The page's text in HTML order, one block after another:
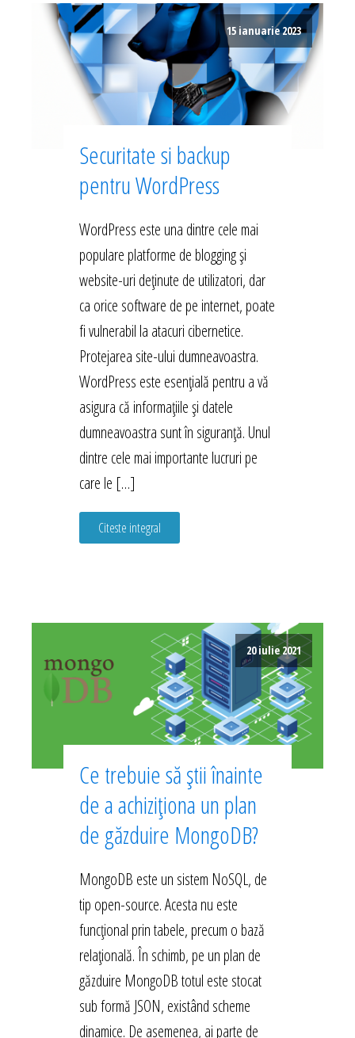
15 ianuarie 2023
Securitate si backup
pentru WordPress
WordPress este una dintre cele mai
populare platforme de blogging și
website-uri deținute de utilizatori, dar
ca orice software de pe internet, poate
fi vulnerabil la atacuri cibernetice.
Protejarea site-ului dumneavoastra.
WordPress este esențială pentru a vă
asigura că informațiile și datele
dumneavoastra sunt în siguranță. Unul
dintre cele mai importante lucruri pe
care le […]
Citeste integral
20 iulie 2021
Ce trebuie să știi înainte
de a achiziționa un plan
de găzduire MongoDB?
MongoDB este un sistem NoSQL, de
tip open-source. Acesta nu este
funcțional prin tabele, precum o bază
relațională. În schimb, pe un plan de
găzduire MongoDB totul este stocat
sub formă JSON, existând scheme
dinamice. De asemenea, ai parte de